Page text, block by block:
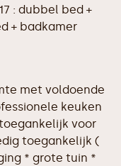
: dubbel bed +
+ badkamer
met voldoende
keuken
voor
toegankelijk (
* grote tuin *